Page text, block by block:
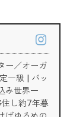
ー／オーガ
一級 | バッ
み世界一
し約7年暮